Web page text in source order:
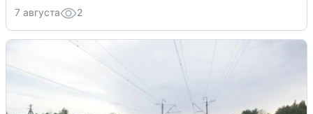
7 августа 2